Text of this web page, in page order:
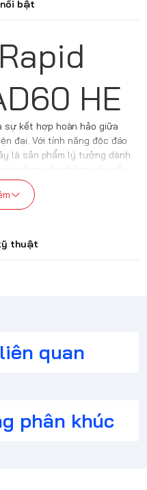
bật
HE
sự kết hợp hoàn hảo giữa
đại. Với tính năng độc đáo
là sản phẩm lý tưởng dành
dùng văn phòng yêu cầu
thuật
quan
phân khúc